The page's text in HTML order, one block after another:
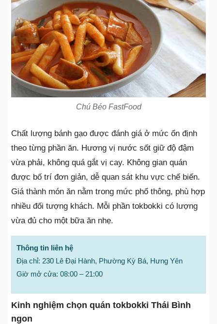
Chú Béo FastFood
Chất lượng bánh gạo được đánh giá ở mức ổn định
theo từng phần ăn. Hương vị nước sốt giữ độ đậm
vừa phải, không quá gắt vị cay. Không gian quán
được bố trí đơn giản, dễ quan sát khu vực chế biến.
Giá thành món ăn nằm trong mức phổ thông, phù hợp
nhiều đối tượng khách. Mỗi phần tokbokki có lượng
vừa đủ cho một bữa ăn nhẹ.
Thông tin liên hệ
Địa chỉ: 230 Lê Đại Hành, Phường Kỳ Bá, Hưng Yên
Giờ mở cửa: 08:00 – 21:00
Kinh nghiệm chọn quán tokbokki Thái Bình
ngon